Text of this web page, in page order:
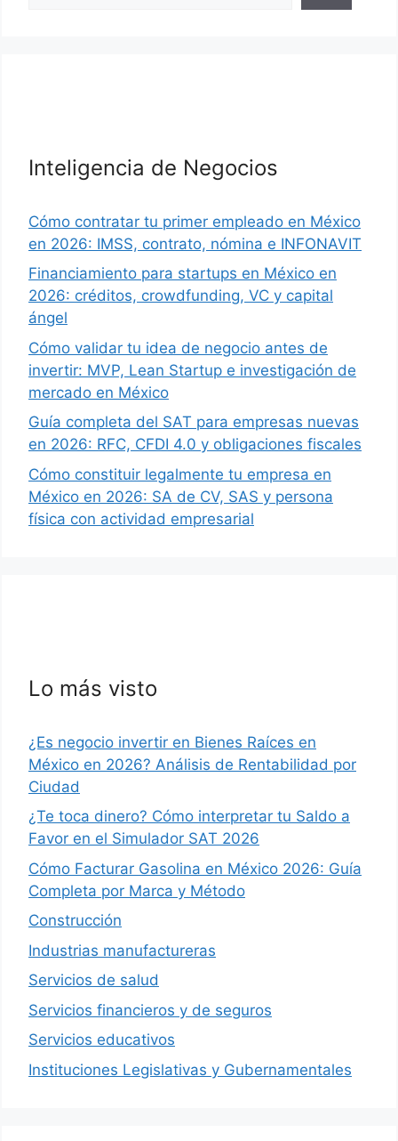
Inteligencia de Negocios
Cómo contratar tu primer empleado en México
en 2026: IMSS, contrato, nómina e INFONAVIT
Financiamiento para startups en México en
2026: créditos, crowdfunding, VC y capital
ángel
Cómo validar tu idea de negocio antes de
invertir: MVP, Lean Startup e investigación de
mercado en México
Guía completa del SAT para empresas nuevas
en 2026: RFC, CFDI 4.0 y obligaciones fiscales
Cómo constituir legalmente tu empresa en
México en 2026: SA de CV, SAS y persona
física con actividad empresarial
Lo más visto
¿Es negocio invertir en Bienes Raíces en
México en 2026? Análisis de Rentabilidad por
Ciudad
¿Te toca dinero? Cómo interpretar tu Saldo a
Favor en el Simulador SAT 2026
Cómo Facturar Gasolina en México 2026: Guía
Completa por Marca y Método
Construcción
Industrias manufactureras
Servicios de salud
Servicios financieros y de seguros
Servicios educativos
Instituciones Legislativas y Gubernamentales